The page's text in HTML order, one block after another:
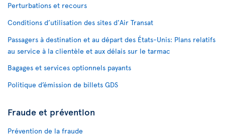
Perturbations et recours
Conditions d’utilisation des sites d'Air Transat
Passagers à destination et au départ des États-Unis: Plans relatifs
au service à la clientèle et aux délais sur le tarmac
Bagages et services optionnels payants
Politique d’émission de billets GDS
Fraude et prévention
Prévention de la fraude